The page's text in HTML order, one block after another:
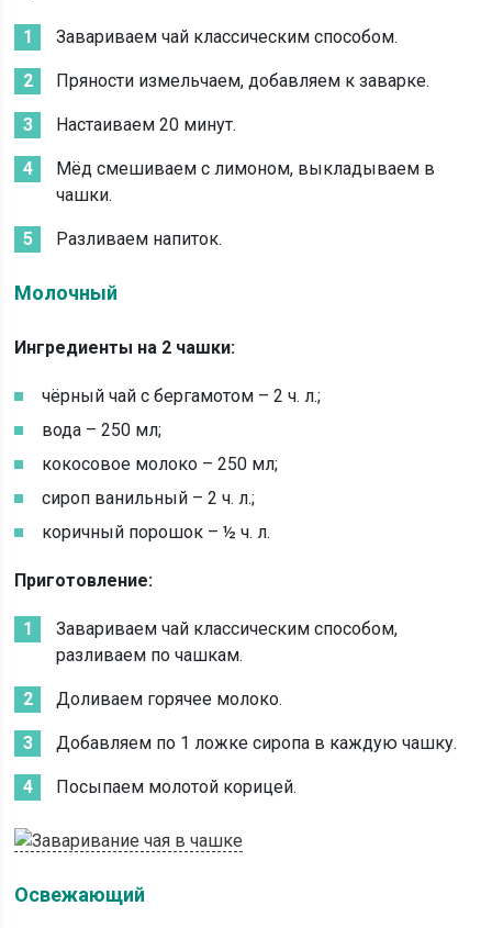
Завариваем чай классическим способом.
Пряности измельчаем, добавляем к заварке.
Настаиваем 20 минут.
Мёд смешиваем с лимоном, выкладываем в
чашки.
Разливаем напиток.
Молочный
Ингредиенты на 2 чашки:
чёрный чай с бергамотом – 2 ч. л.;
вода – 250 мл;
кокосовое молоко – 250 мл;
сироп ванильный – 2 ч. л.;
коричный порошок – ½ ч. л.
Приготовление:
Завариваем чай классическим способом,
разливаем по чашкам.
Доливаем горячее молоко.
Добавляем по 1 ложке сиропа в каждую чашку.
Посыпаем молотой корицей.
Освежающий